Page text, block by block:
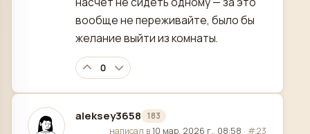
вообще не переживайте, было бы
желание выйти из комнаты.
0
aleksey3658 183
отредактировано
написал в10 мар. 2026 г., 08:58 · #23